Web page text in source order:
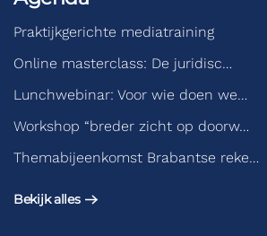
Praktijkgerichte mediatraining
Online masterclass: De juridisc…
Lunchwebinar: Voor wie doen we…
Workshop “breder zicht op doorw…
Themabijeenkomst Brabantse reke…
Bekijk alles